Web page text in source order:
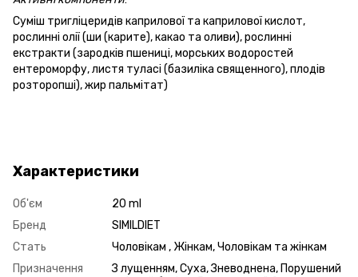
Суміш тригліцеридів каприлової та каприлової кислот,
рослинні олії (ши (карите), какао та оливи), рослинні
екстракти (зародків пшениці, морських водоростей
ентероморфу, листя туласі (базиліка священного), плодів
розторопші), жир пальмітат)
Характеристики
Об'єм
20 ml
Бренд
SIMILDIET
Стать
Чоловікам , Жінкам, Чоловікам та жінкам
Призначення
З лущенням, Суха, Зневоднена, Порушений